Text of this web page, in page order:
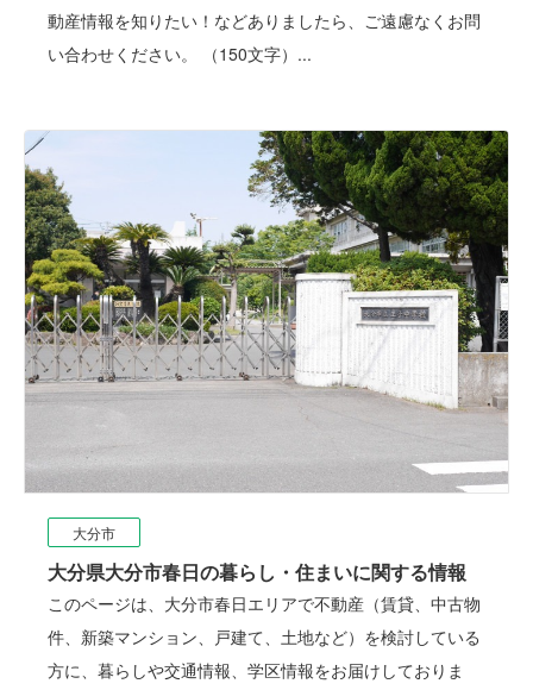
動産情報を知りたい！などありましたら、ご遠慮なくお問
い合わせください。 （150文字）...
大分市
大分県大分市春日の暮らし・住まいに関する情報
このページは、大分市春日エリアで不動産（賃貸、中古物
件、新築マンション、戸建て、土地など）を検討している
方に、暮らしや交通情報、学区情報をお届けしておりま